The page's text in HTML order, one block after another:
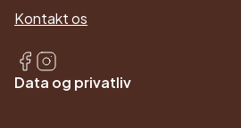
Kontakt os
Facebook
Instagram
Data og privatliv